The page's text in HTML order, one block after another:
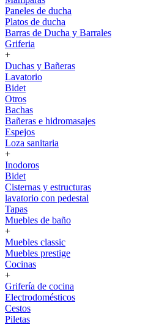
Paneles de ducha
Platos de ducha
Barras de Ducha y Barrales
Griferia
+
Duchas y Bañeras
Lavatorio
Bidet
Otros
Bachas
Bañeras e hidromasajes
Espejos
Loza sanitaria
+
Inodoros
Bidet
Cisternas y estructuras
lavatorio con pedestal
Tapas
Muebles de baño
+
Muebles classic
Muebles prestige
Cocinas
+
Grifería de cocina
Electrodomésticos
Cestos
Piletas